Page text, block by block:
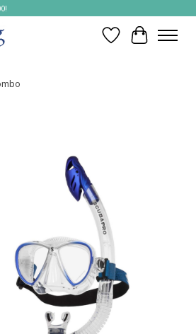
Verlanglijst